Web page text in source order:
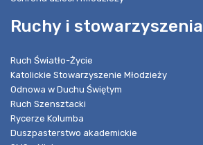
Ruchy i stowarzyszenia
Ruch Światło-Życie
Katolickie Stowarzyszenie Młodzieży
Odnowa w Duchu Świętym
Ruch Szensztacki
Rycerze Kolumba
Duszpasterstwo akademickie